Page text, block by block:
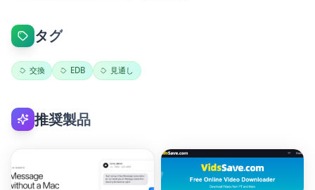
タグ
交換 EDB 見通し
推奨製品